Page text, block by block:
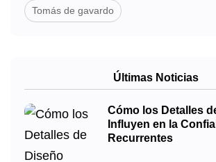
Tomás de gavardo
Últimas Noticias
Cómo los Detalles
Influyen en la
Recurrentes